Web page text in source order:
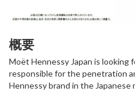
概要
Moët Hennessy Japan is looking
responsible for the penetration
Hennessy brand in the Japanese